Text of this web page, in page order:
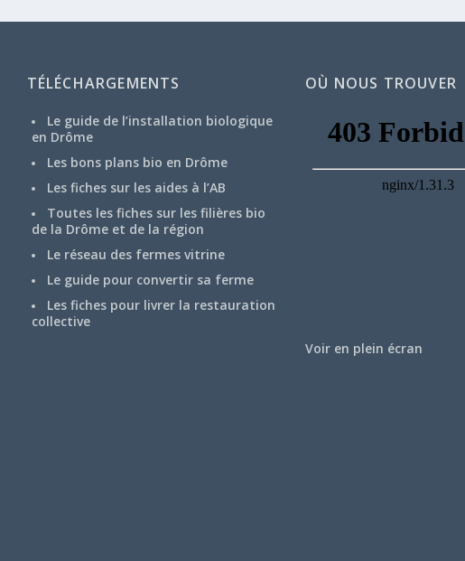
TÉLÉCHARGEMENTS
Le guide de l’installation biologique
en Drôme
Les bons plans bio en Drôme
Les fiches sur les aides à l’AB
Toutes les fiches sur les filières bio
de la Drôme et de la région
Le réseau des fermes vitrine
Le guide pour convertir sa ferme
Les fiches pour livrer la restauration
collective
OÙ NOUS TROUVER
Voir en plein écran